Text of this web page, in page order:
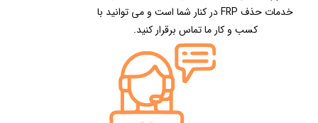
خدمات حذف FRP در کنار شما است و می توانید با
کسب و کار ما تماس برقرار کنید.